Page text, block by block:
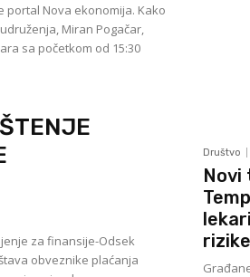
Nova ekonomija. Kako
Miran Pogačar,
sa početkom od 15:30
za finansije-Odsek
obveznike plaćanja
Društvo
Novi